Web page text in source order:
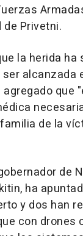
Privetni.
la herida ha
alcanzada
que
de la
de
ha
y dos han
con drones